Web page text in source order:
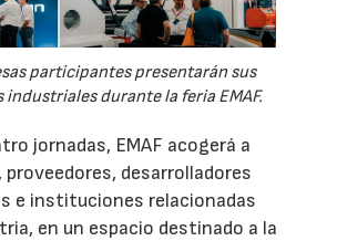
participantes presentarán sus
industriales durante la feria EMAF.
jornadas, EMAF acogerá a
desarrolladores
e instituciones relacionadas
en un espacio destinado a la